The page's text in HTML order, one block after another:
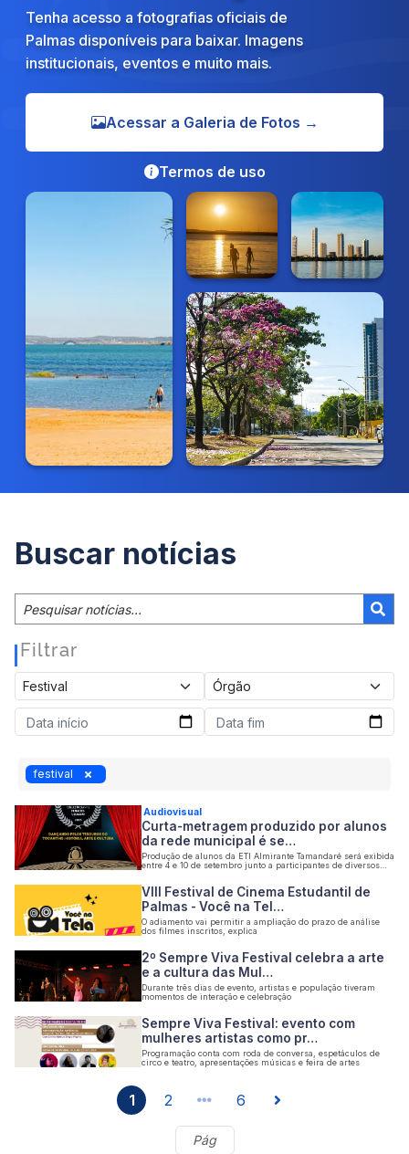
Tenha acesso a fotografias oficiais de
Palmas disponíveis para baixar. Imagens
institucionais, eventos e muito mais.
Termos de uso
Acessar a Galeria de Fotos →
Buscar notícias
Filtrar
festival
Audiovisual
Curta-metragem produzido por alunos
da rede municipal é se…
Produção de alunos da ETI Almirante Tamandaré será exibida
entre 4 e 10 de setembro junto a participantes de diversos
VIII Festival de Cinema Estudantil de
Palmas - Você na Tel…
O adiamento vai permitir a ampliação do prazo de análise
dos filmes inscritos, explica
2º Sempre Viva Festival celebra a arte
e a cultura das Mul…
Durante três dias de evento, artistas e população tiveram
momentos de interação e celebração
Sempre Viva Festival: evento com
mulheres artistas como pr…
Programação conta com roda de conversa, espetáculos de
circo e teatro, apresentações músicas e feira de artes
1 2 6